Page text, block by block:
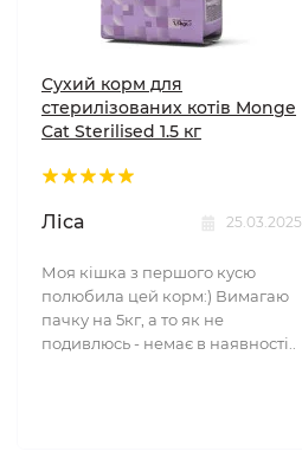
Сухий корм для
стерилізованих котів Monge
Cat Sterilised 1.5 кг
Ліса 25.03.2025
Моя кішка з першого кусю
полюбила цей корм:) Вимагаю
пачку на 5кг, а то як не
подивлюсь - немає в наявності..